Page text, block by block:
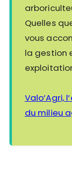
Quelles
vous
la gestion
Valo’Agri,
du milieu